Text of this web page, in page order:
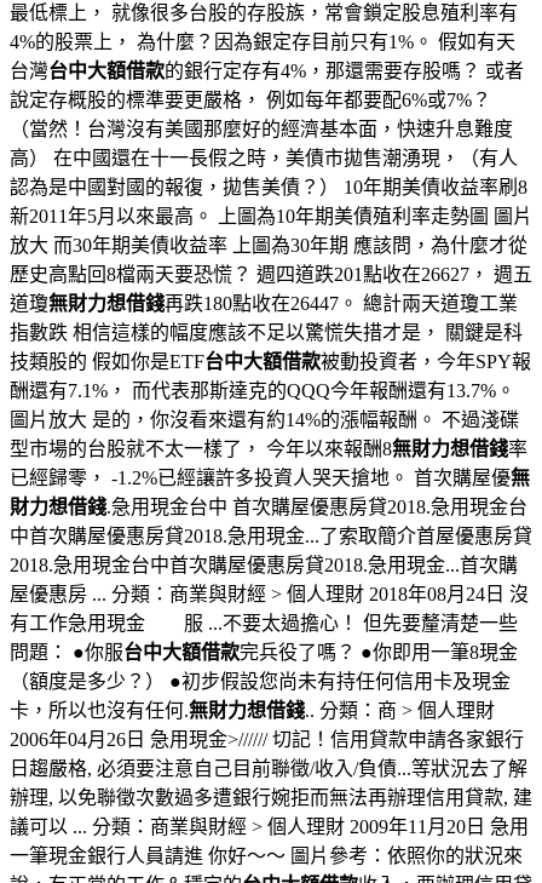
最低標上， 就像很多台股的存股族，常會鎖定股息殖利率有
4%的股票上， 為什麼？因為銀定存目前只有1%。 假如有天
台灣台中大額借款的銀行定存有4%，那還需要存股嗎？ 或者
說定存概股的標準要更嚴格， 例如每年都要配6%或7%？
（當然！台灣沒有美國那麼好的經濟基本面，快速升息難度
高） 在中國還在十一長假之時，美債市拋售潮湧現，（有人
認為是中國對國的報復，拋售美債？） 10年期美債收益率刷8
新2011年5月以來最高。 上圖為10年期美債殖利率走勢圖 圖片
放大 而30年期美債收益率 上圖為30年期 應該問，為什麼才從
歷史高點回8檔兩天要恐慌？ 週四道跌201點收在26627， 週五
道瓊無財力想借錢再跌180點收在26447。 總計兩天道瓊工業
指數跌 相信這樣的幅度應該不足以驚慌失措才是， 關鍵是科
技類股的 假如你是ETF台中大額借款被動投資者，今年SPY報
酬還有7.1%， 而代表那斯達克的QQQ今年報酬還有13.7%。
圖片放大 是的，你沒看來還有約14%的漲幅報酬。 不過淺碟
型市場的台股就不太一樣了， 今年以來報酬8無財力想借錢率
已經歸零， -1.2%已經讓許多投資人哭天搶地。 首次購屋優無
財力想借錢.急用現金台中 首次購屋優惠房貸2018.急用現金台
中首次購屋優惠房貸2018.急用現金...了索取簡介首屋優惠房貸
2018.急用現金台中首次購屋優惠房貸2018.急用現金...首次購
屋優惠房 ... 分類：商業與財經 > 個人理財 2018年08月24日 沒
有工作急用現金 服 ...不要太過擔心！ 但先要釐清楚一些
問題： ●你服台中大額借款完兵役了嗎？ ●你即用一筆8現金
（額度是多少？） ●初步假設您尚未有持任何信用卡及現金
卡，所以也沒有任何.無財力想借錢.. 分類：商 > 個人理財
2006年04月26日 急用現金>////// 切記！信用貸款申請各家銀行
日趨嚴格, 必須要注意自己目前聯徵/收入/負債...等狀況去了解
辦理, 以免聯徵次數過多遭銀行婉拒而無法再辦理信用貸款, 建
議可以 ... 分類：商業與財經 > 個人理財 2009年11月20日 急用
一筆現金銀行人員請進 你好～～ 圖片參考：依照你的狀況來